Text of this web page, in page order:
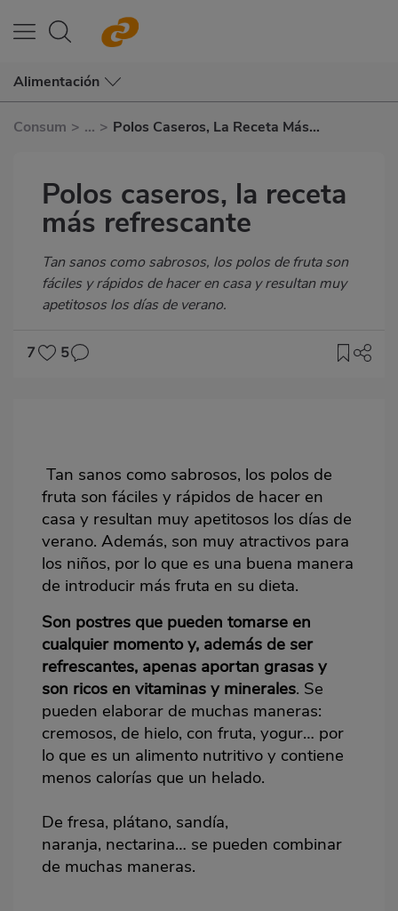
Alimentación
Consum > ... > Polos Caseros, La Receta Más
Polos caseros, la receta
más refrescante
Subtítulo
Tan sanos como sabrosos, los polos de fruta son
fáciles y rápidos de hacer en casa y resultan muy
apetitosos los días de verano.
7
5
Tan sanos como sabrosos, los polos de
fruta son fáciles y rápidos de hacer en
casa y resultan muy apetitosos los días de
verano. Además, son muy atractivos para
los niños, por lo que es una buena manera
de introducir más fruta en su dieta.
Son postres que pueden tomarse en
cualquier momento y, además de ser
refrescantes, apenas aportan grasas y
son ricos en vitaminas y minerales. Se
pueden elaborar de muchas maneras:
cremosos, de hielo, con fruta, yogur… por
lo que es un alimento nutritivo y contiene
menos calorías que un helado.
De fresa, plátano, sandía,
naranja, nectarina… se pueden combinar
de muchas maneras.